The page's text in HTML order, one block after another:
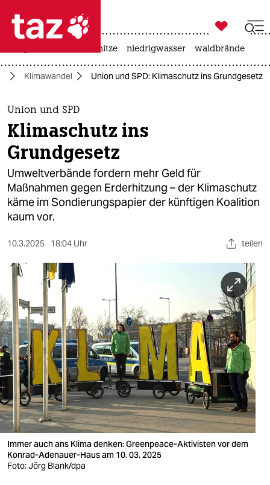
 taz zahl ich
taz zahl ich
themen
politik
öko
gesellschaft
kultur
sport
berlin
nord
wahrheit
verlag
verlag
veranstaltungen
shop
fragen & hilfe
unterstützen

taz zahl ich
hitze niedrigwasser waldbrände
Klimawandel Union und SPD: Klimaschutz ins Grundgesetz
Union und SPD
Klimaschutz ins
Grundgesetz
Umweltverbände fordern mehr Geld für
Maßnahmen gegen Erderhitzung – der Klimaschutz
käme im Sondierungspapier der künftigen Koalition
kaum vor.
10.3.2025 18:04 Uhr teilen
Immer auch ans Klima denken: Greenpeace-Aktivisten vor dem
Konrad-Adenauer-Haus am 10. 03. 2025
Foto: Jörg Blank/dpa